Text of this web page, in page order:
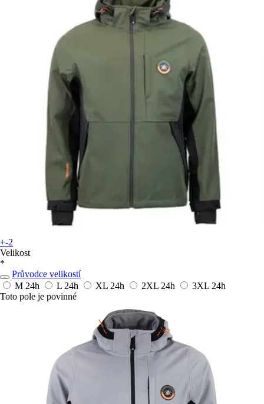
+-2
Velikost
*
Průvodce velikostí
M 24h L 24h XL 24h 2XL 24h 3XL 24h
Toto pole je povinné